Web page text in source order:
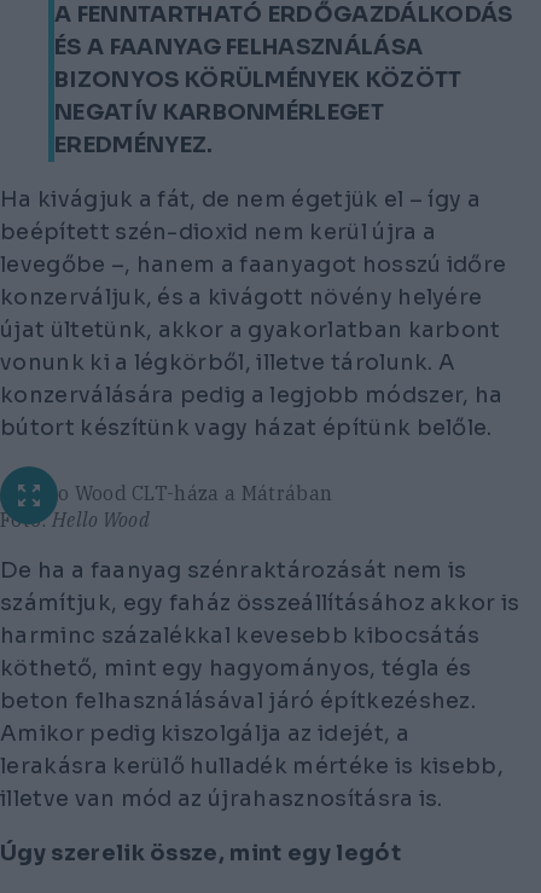
A FENNTARTHATÓ ERDŐGAZDÁLKODÁS
ÉS A FAANYAG FELHASZNÁLÁSA
BIZONYOS KÖRÜLMÉNYEK KÖZÖTT
NEGATÍV KARBONMÉRLEGET
EREDMÉNYEZ.
Ha kivágjuk a fát, de nem égetjük el – így a
beépített szén-dioxid nem kerül újra a
levegőbe –, hanem a faanyagot hosszú időre
konzerváljuk, és a kivágott növény helyére
újat ültetünk, akkor a gyakorlatban karbont
vonunk ki a légkörből, illetve tárolunk. A
konzerválására pedig a legjobb módszer, ha
bútort készítünk vagy házat építünk belőle.
A Hello Wood CLT-háza a Mátrában
Fotó:Hello Wood
De ha a faanyag szénraktározását nem is
számítjuk, egy faház összeállításához akkor is
harminc százalékkal kevesebb kibocsátás
köthető, mint egy hagyományos, tégla és
beton felhasználásával járó építkezéshez.
Amikor pedig kiszolgálja az idejét, a
lerakásra kerülő hulladék mértéke is kisebb,
illetve van mód az újrahasznosításra is.
Úgy szerelik össze, mint egy legót